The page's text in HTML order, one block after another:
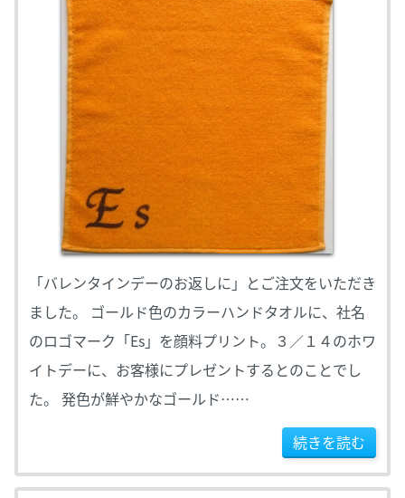
「バレンタインデーのお返しに」とご注文をいただき
ました。 ゴールド色のカラーハンドタオルに、社名
のロゴマーク「Es」を顔料プリント。３／１４のホワ
イトデーに、お客様にプレゼントするとのことでし
た。 発色が鮮やかなゴールド……
続きを読む